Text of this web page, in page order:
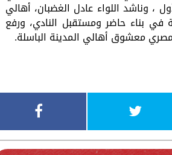
، وناشد اللواء عادل الغضبان، أهالي
بناء حاضر ومستقبل النادي، ورفع
معشوق أهالي المدينة الباسلة.